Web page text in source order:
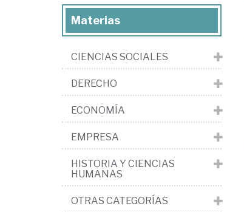
Materias
CIENCIAS SOCIALES
DERECHO
ECONOMÍA
EMPRESA
HISTORIA Y CIENCIAS
HUMANAS
OTRAS CATEGORÍAS